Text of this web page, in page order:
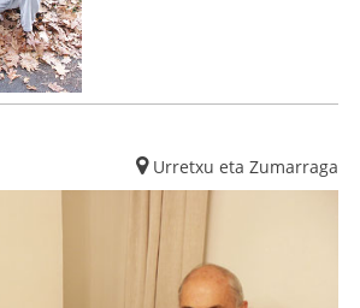
Urretxu eta Zumarraga